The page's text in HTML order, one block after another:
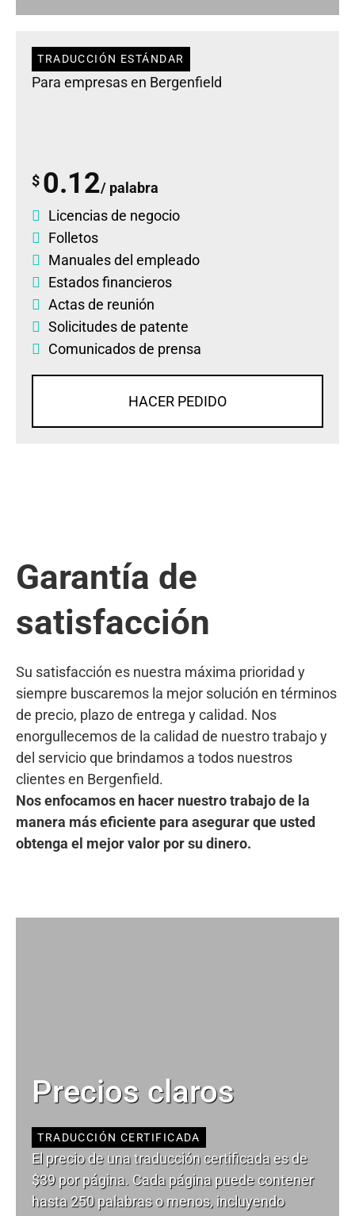
TRADUCCIÓN ESTÁNDAR
Para empresas en Bergenfield
$ 0.12/ palabra
Licencias de negocio
Folletos
Manuales del empleado
Estados financieros
Actas de reunión
Solicitudes de patente
Comunicados de prensa
HACER PEDIDO
Garantía de
satisfacción
Su satisfacción es nuestra máxima prioridad y
siempre buscaremos la mejor solución en términos
de precio, plazo de entrega y calidad. Nos
enorgullecemos de la calidad de nuestro trabajo y
del servicio que brindamos a todos nuestros
clientes en Bergenfield.
Nos enfocamos en hacer nuestro trabajo de la
manera más eficiente para asegurar que usted
obtenga el mejor valor por su dinero.
Precios claros
TRADUCCIÓN CERTIFICADA
El precio de una traducción certificada es de
$39 por página. Cada página puede contener
hasta 250 palabras o menos, incluyendo